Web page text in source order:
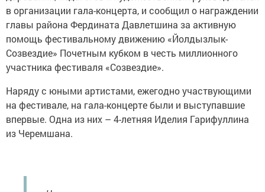
в организации гала-концерта, и сообщил о награждении
главы района Фердината Давлетшина за активную
помощь фестивальному движению «Йолдызлык-
Созвездие» Почетным кубком в честь миллионного
участника фестиваля «Созвездие».
Наряду с юными артистами, ежегодно участвующими
на фестивале, на гала-концерте были и выступавшие
впервые. Одна из них – 4-летняя Иделия Гарифуллина
из Черемшана.